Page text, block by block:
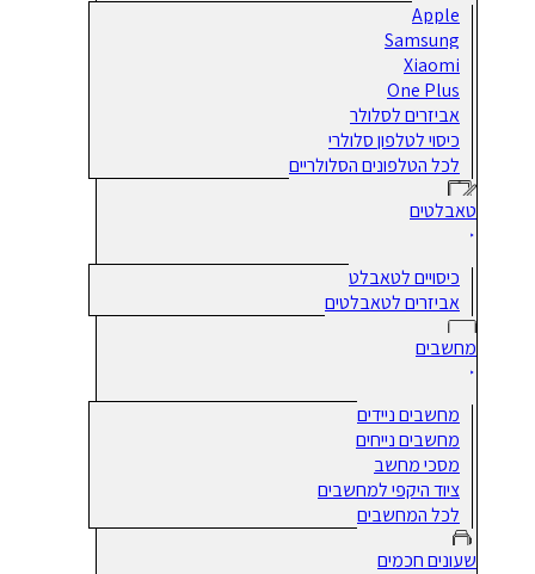
Apple
Samsung
Xiaomi
One Plus
אביזרים לסלולר
כיסוי לטלפון סלולרי
לכל הטלפונים הסלולריים
טאבלטים
כיסויים לטאבלט
אביזרים לטאבלטים
מחשבים
מחשבים ניידים
מחשבים נייחים
מסכי מחשב
ציוד היקפי למחשבים
לכל המחשבים
שעונים חכמים